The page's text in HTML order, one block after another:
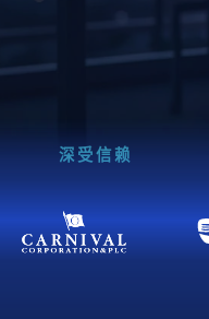
深受信赖